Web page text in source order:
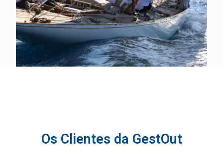
Os Clientes da GestOut